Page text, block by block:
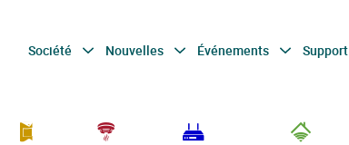
Société Nouvelles Événements Support